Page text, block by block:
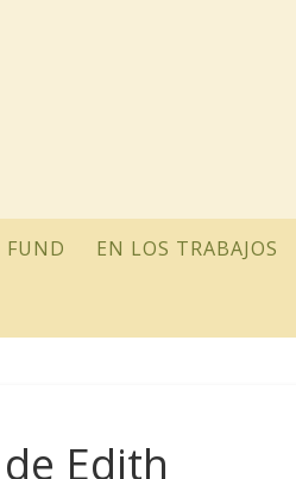
FUND EN LOS TRABAJOS
Edith